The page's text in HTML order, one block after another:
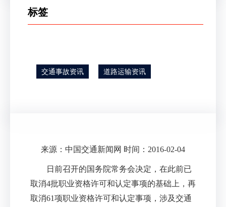
标签
交通事故资讯 道路运输资讯
来源：中国交通新闻网 时间：2016-02-04
日前召开的国务院常务会决定，在此前已
取消4批职业资格许可和认定事项的基础上，再
取消61项职业资格许可和认定事项，涉及交通